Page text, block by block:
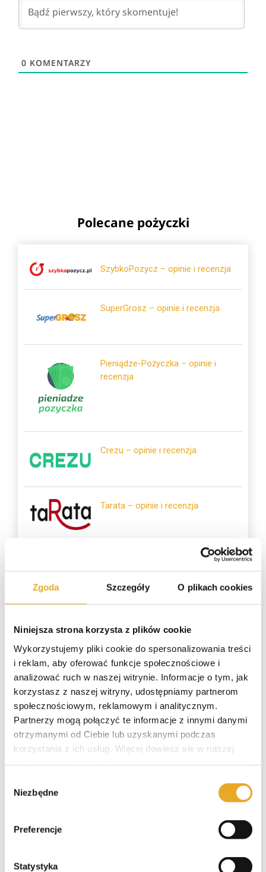
Zgoda Szczegóły O plikach cookies
Niniejsza strona korzysta z plików cookie
Wykorzystujemy pliki cookie do spersonalizowania treści
i reklam, aby oferować funkcje społecznościowe i
analizować ruch w naszej witrynie. Informacje o tym, jak
korzystasz z naszej witryny, udostępniamy partnerom
społecznościowym, reklamowym i analitycznym.
Partnerzy mogą połączyć te informacje z innymi danymi
otrzymanymi od Ciebie lub uzyskanymi podczas
korzystania z ich usług. Więcej dowiesz się w naszej
zgody
Niezbędne
Preferencje
Statystyka
0 KOMENTARZY
Polecane pożyczki
SzybkoPozycz – opinie i recenzja
SuperGrosz – opinie i recenzja
Pieniądze-Pożyczka – opinie i
recenzja
Crezu – opinie i recenzja
Tarata – opinie i recenzja
Polecane kredyty
Smartney – opinie i recenzja
Santander kredyt gotówkowy
VeloBank kredyt gotówkowy